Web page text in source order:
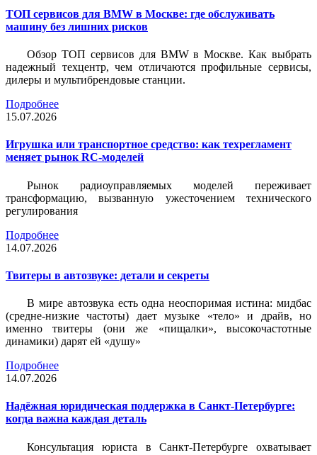
ТОП сервисов для BMW в Москве: где обслуживать
машину без лишних рисков
Обзор ТОП сервисов для BMW в Москве. Как выбрать
надежный техцентр, чем отличаются профильные сервисы,
дилеры и мультибрендовые станции.
Подробнее
15.07.2026
Игрушка или транспортное средство: как техрегламент
меняет рынок RC-моделей
Рынок радиоуправляемых моделей переживает
трансформацию, вызванную ужесточением технического
регулирования
Подробнее
14.07.2026
Твитеры в автозвуке: детали и секреты
В мире автозвука есть одна неоспоримая истина: мидбас
(средне-низкие частоты) дает музыке «тело» и драйв, но
именно твитеры (они же «пищалки», высокочастотные
динамики) дарят ей «душу»
Подробнее
14.07.2026
Надёжная юридическая поддержка в Санкт-Петербурге:
когда важна каждая деталь
Консультация юриста в Санкт-Петербурге охватывает